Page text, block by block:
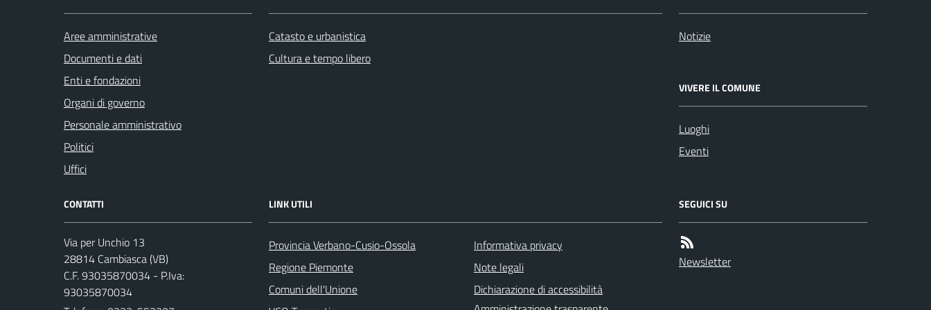
Aree amministrative
Documenti e dati
Enti e fondazioni
Organi di governo
Personale amministrativo
Politici
Uffici
Catasto e urbanistica
Cultura e tempo libero
Notizie
VIVERE IL COMUNE
Luoghi
Eventi
CONTATTI
Via per Unchio 13
28814 Cambiasca (VB)
C.F. 93035870034 - P.Iva:
93035870034
LINK UTILI
Provincia Verbano-Cusio-Ossola
Regione Piemonte
Comuni dell'Unione
Informativa privacy
Note legali
Dichiarazione di accessibilità
SEGUICI SU
Newsletter